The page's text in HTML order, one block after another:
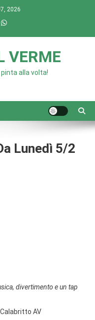
2026
VERME
alla volta!
Lunedì 5/2
divertimento e un tap
AV